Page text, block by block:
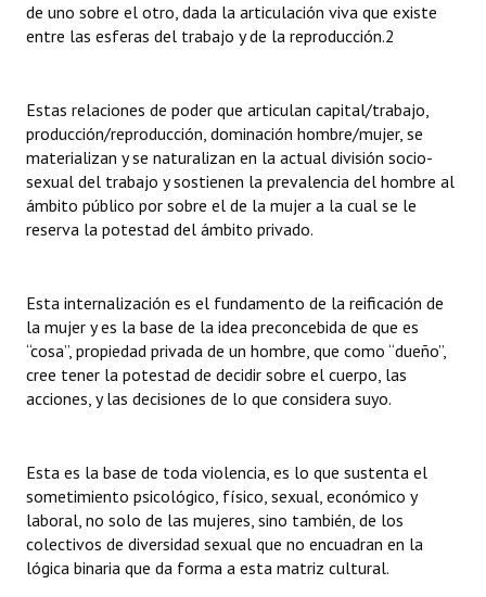
de uno sobre el otro, dada la articulación viva que existe
entre las esferas del trabajo y de la reproducción.2
Estas relaciones de poder que articulan capital/trabajo,
producción/reproducción, dominación hombre/mujer, se
materializan y se naturalizan en la actual división socio-
sexual del trabajo y sostienen la prevalencia del hombre al
ámbito público por sobre el de la mujer a la cual se le
reserva la potestad del ámbito privado.
Esta internalización es el fundamento de la reificación de
la mujer y es la base de la idea preconcebida de que es
“cosa”, propiedad privada de un hombre, que como “dueño”,
cree tener la potestad de decidir sobre el cuerpo, las
acciones, y las decisiones de lo que considera suyo.
Esta es la base de toda violencia, es lo que sustenta el
sometimiento psicológico, físico, sexual, económico y
laboral, no solo de las mujeres, sino también, de los
colectivos de diversidad sexual que no encuadran en la
lógica binaria que da forma a esta matriz cultural.